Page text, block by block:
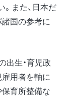
また、日本だ
国の参考に
出生・育児政
用者を軸に
育所整備な